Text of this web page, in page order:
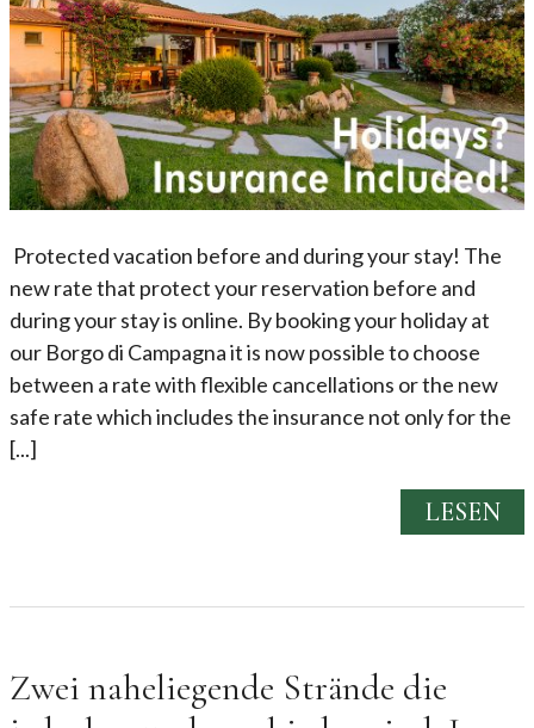
Protected vacation before and during your stay! The
new rate that protect your reservation before and
during your stay is online. By booking your holiday at
our Borgo di Campagna it is now possible to choose
between a rate with flexible cancellations or the new
safe rate which includes the insurance not only for the
[...]
LESEN
Zwei naheliegende Strände die